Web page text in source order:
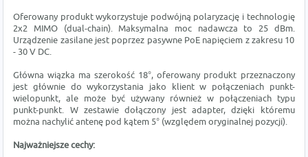
Oferowany produkt wykorzystuje podwójną polaryzację i technologię
2x2 MIMO (dual-chain). Maksymalna moc nadawcza to 25 dBm.
Urządzenie zasilane jest poprzez pasywne PoE napięciem z zakresu 10
- 30 V DC.
Główna wiązka ma szerokość 18°, oferowany produkt przeznaczony
jest głównie do wykorzystania jako klient w połączeniach punkt-
wielopunkt, ale może być używany również w połączeniach typu
punkt-punkt. W zestawie dołączony jest adapter, dzięki któremu
można nachylić antenę pod kątem 5° (względem oryginalnej pozycji).
Najważniejsze cechy: